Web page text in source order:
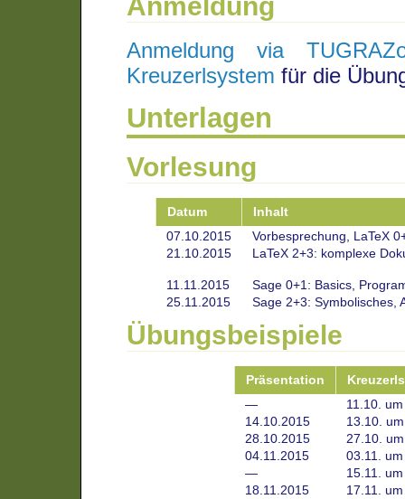
Anmeldung
Anmeldung via
Kreuzerlsystem für die
Unterlagen
Vorlesung
Datum
Inhalt
07.10.2015
Vorbesprechung, LaTeX
21.10.2015
LaTeX 2+3: komplexe
11.11.2015
Sage 0+1: Basics,
25.11.2015
Sage 2+3: Symbolisches,
Übungsbeispiele
Präsentation
—
11.10.
14.10.2015
13.10.
28.10.2015
27.10.
04.11.2015
03.11.
—
15.11.
18.11.2015
17.11.